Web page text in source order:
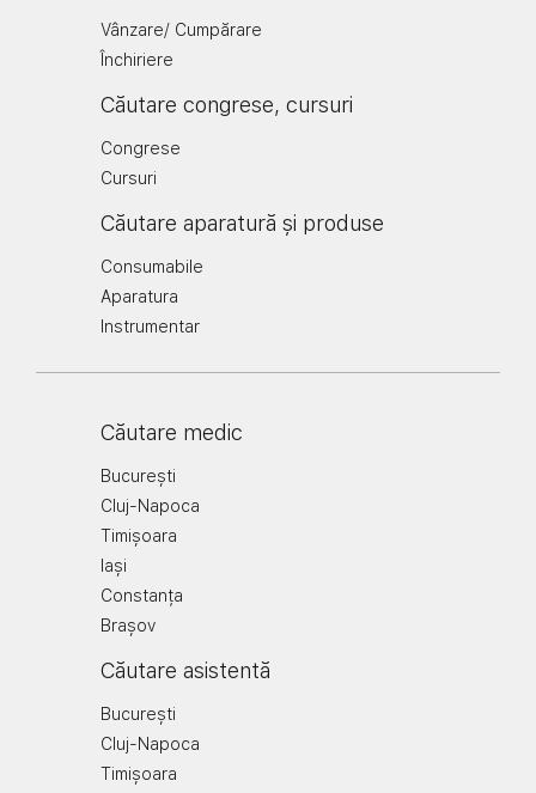
Vânzare/ Cumpărare
Închiriere
Căutare congrese, cursuri
Congrese
Cursuri
Căutare aparatură și produse
Consumabile
Aparatura
Instrumentar
Căutare medic
București
Cluj-Napoca
Timișoara
Iași
Constanța
Brașov
Căutare asistentă
București
Cluj-Napoca
Timișoara